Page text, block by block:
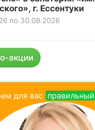
г. Ессентуки
по 30.08.2026
акции
для вас правильный